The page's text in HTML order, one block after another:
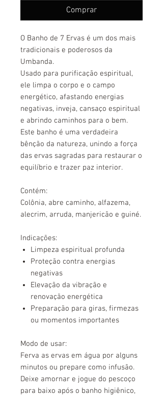
Comprar
O Banho de 7 Ervas é um dos mais
tradicionais e poderosos da
Umbanda.
Usado para purificação espiritual,
ele limpa o corpo e o campo
energético, afastando energias
negativas, inveja, cansaço espiritual
e abrindo caminhos para o bem.
Este banho é uma verdadeira
bênção da natureza, unindo a força
das ervas sagradas para restaurar o
equilíbrio e trazer paz interior.
Contém:
Colônia, abre caminho, alfazema,
alecrim, arruda, manjericão e guiné.
Indicações:
Limpeza espiritual profunda
Proteção contra energias
negativas
Elevação da vibração e
renovação energética
Preparação para giras, firmezas
ou momentos importantes
Modo de usar:
Ferva as ervas em água por alguns
minutos ou prepare como infusão.
Deixe amornar e jogue do pescoço
para baixo após o banho higiênico,